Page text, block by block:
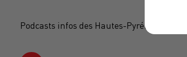
Podcasts infos des Hautes-Pyrénées